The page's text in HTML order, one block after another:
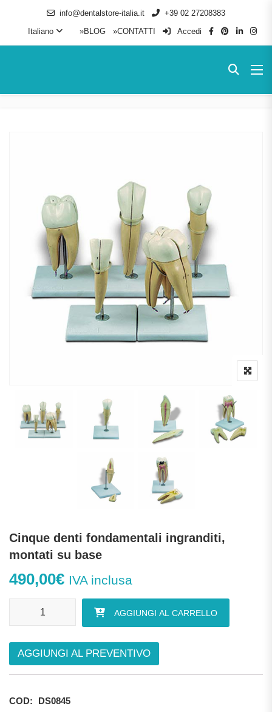
info@dentalstore-italia.it
+39 02 27208383
Italiano
»BLOG »CONTATTI Accedi
Cinque denti fondamentali ingranditi,
montati su base
490,00€ IVA inclusa
AGGIUNGI AL CARRELLO
AGGIUNGI AL PREVENTIVO
COD:
DS0845